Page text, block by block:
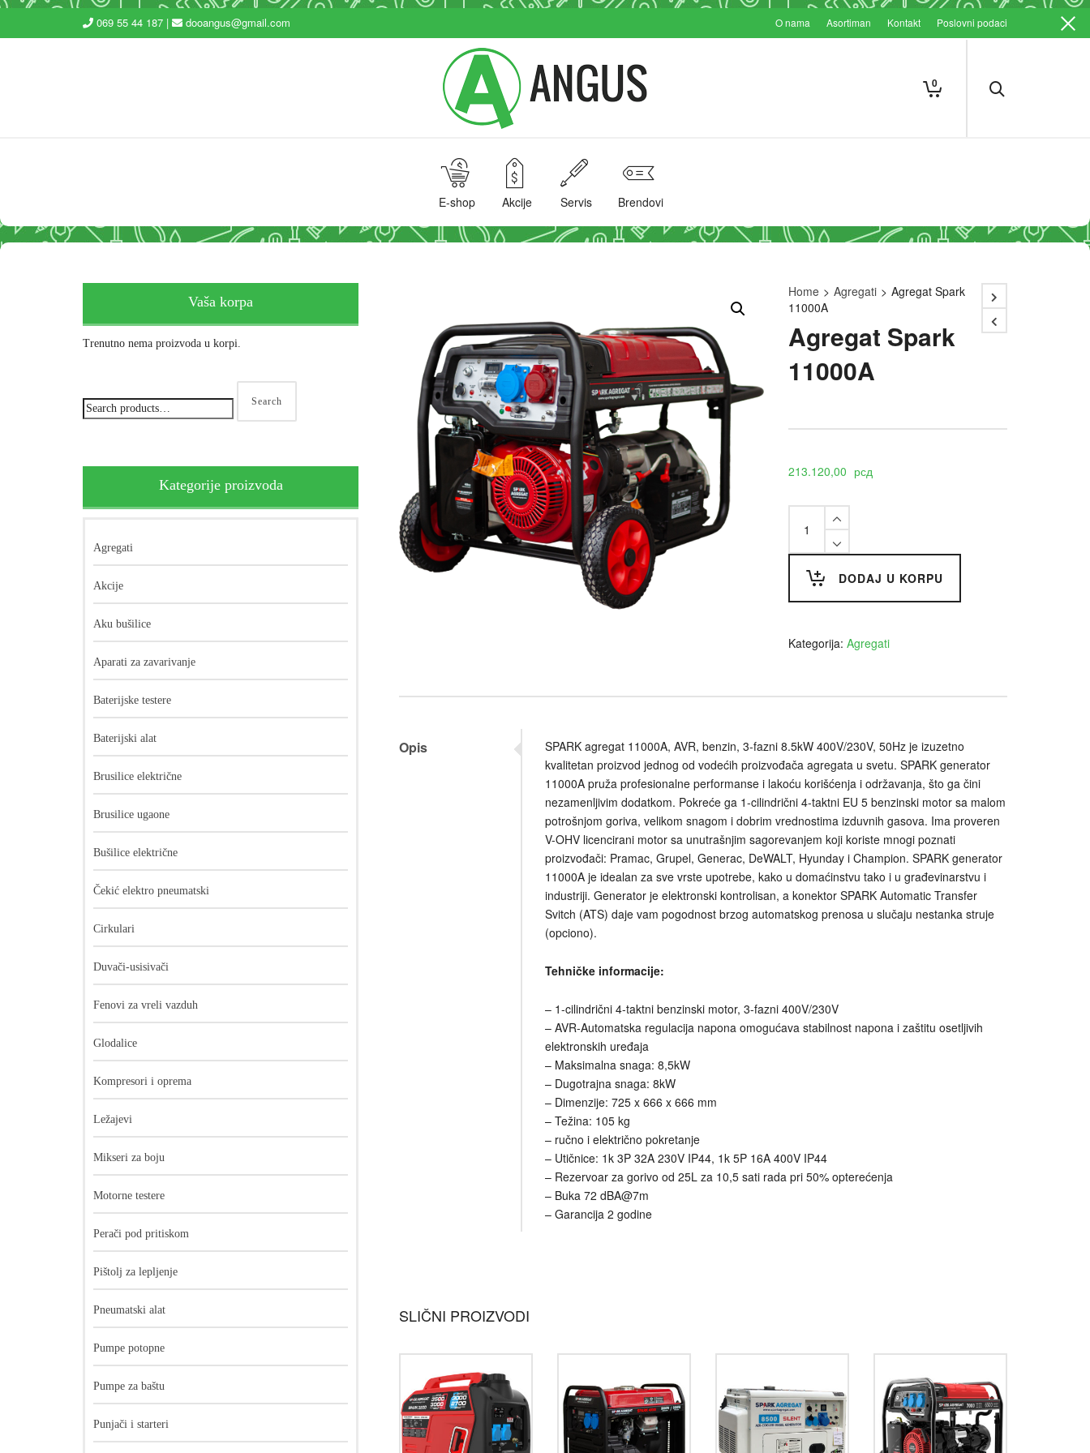
069 55 44 187 | dooangus@gmail.com O nama Asortiman Kontakt Poslovni podaci
0
E-shop Akcije Servis Brendovi
Home > Agregati > Agregat Spark
11000A
Agregat Spark
11000A
213.120,00 рсд
Spark
DODAJ U KORPU
Kategorija: Agregati
Opis
SPARK agregat 11000A, AVR, benzin, 3-fazni 8.5kW 400V/230V, 50Hz je izuzetno
kvalitetan proizvod jednog od vodećih proizvođača agregata u svetu. SPARK generator
11000A pruža profesionalne performanse i lakoću korišćenja i održavanja, što ga čini
nezamenljivim dodatkom. Pokreće ga 1-cilindrični 4-taktni EU 5 benzinski motor sa malom
potrošnjom goriva, velikom snagom i dobrim vrednostima izduvnih gasova. Ima proveren
V-OHV licencirani motor sa unutrašnjim sagorevanjem koji koriste mnogi poznati
proizvođači: Pramac, Grupel, Generac, DeWALT, Hyunday i Champion. SPARK generator
11000A je idealan za sve vrste upotrebe, kako u domaćinstvu tako i u građevinarstvu i
industriji. Generator je elektronski kontrolisan, a konektor SPARK Automatic Transfer
Svitch (ATS) daje vam pogodnost brzog automatskog prenosa u slučaju nestanka struje
(opciono).
Tehničke informacije:
– 1-cilindrični 4-taktni benzinski motor, 3-fazni 400V/230V
– AVR-Automatska regulacija napona omogućava stabilnost napona i zaštitu osetljivih
elektronskih uređaja
– Maksimalna snaga: 8,5kW
– Dugotrajna snaga: 8kW
– Dimenzije: 725 x 666 x 666 mm
– Težina: 105 kg
– ručno i električno pokretanje
– Utičnice: 1k 3P 32A 230V IP44, 1k 5P 16A 400V IP44
– Rezervoar za gorivo od 25L za 10,5 sati rada pri 50% opterećenja
– Buka 72 dBA@7m
– Garancija 2 godine
SLIČNI PROIZVODI
Vaša korpa
Trenutno nema proizvoda u korpi.
Search
Kategorije proizvoda
Agregati
Akcije
Aku bušilice
Aparati za zavarivanje
Baterijske testere
Baterijski alat
Brusilice električne
Brusilice ugaone
Bušilice električne
Čekić elektro pneumatski
Cirkulari
Duvači-usisivači
Fenovi za vreli vazduh
Glodalice
Kompresori i oprema
Ležajevi
Mikseri za boju
Motorne testere
Perači pod pritiskom
Pištolj za lepljenje
Pneumatski alat
Pumpe potopne
Pumpe za baštu
Punjači i starteri